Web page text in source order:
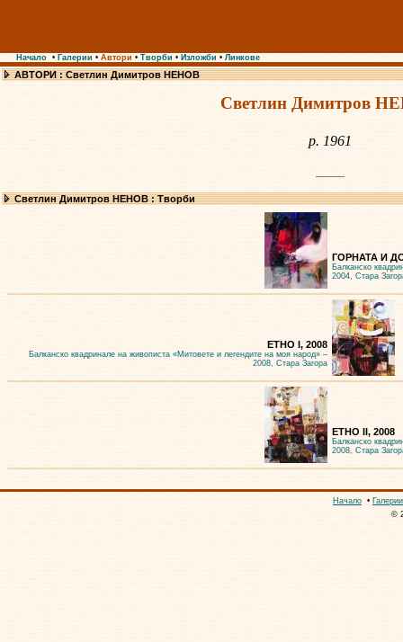
Начало • Галерии • Автори • Творби • Изложби • Линкове
АВТОРИ : Светлин Димитров НЕНОВ
Светлин Димитров
р. 1961
Светлин Димитров НЕНОВ : Творби
ГОРНАТА И
Балканско
2004, Стара
ЕТНО I, 2008
Балканско квадринале на живописта «Митовете и легендите на моя народ» –
2008, Стара Загора
ЕТНО II, 2008
Балканско
2008, Стара
Начало • Галерии
©